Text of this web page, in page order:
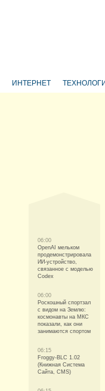
ИНТЕРНЕТ
06:00
OpenAI мельком
продемонстрировала
ИИ-устройство,
связанное с моделью
Codex
06:00
Роскошный спортзал
с видом на Землю:
космонавты на МКС
показали, как они
занимаются спортом
06:15
Froggy-BLC 1.02
(Книжная Система
Сайта, CMS)